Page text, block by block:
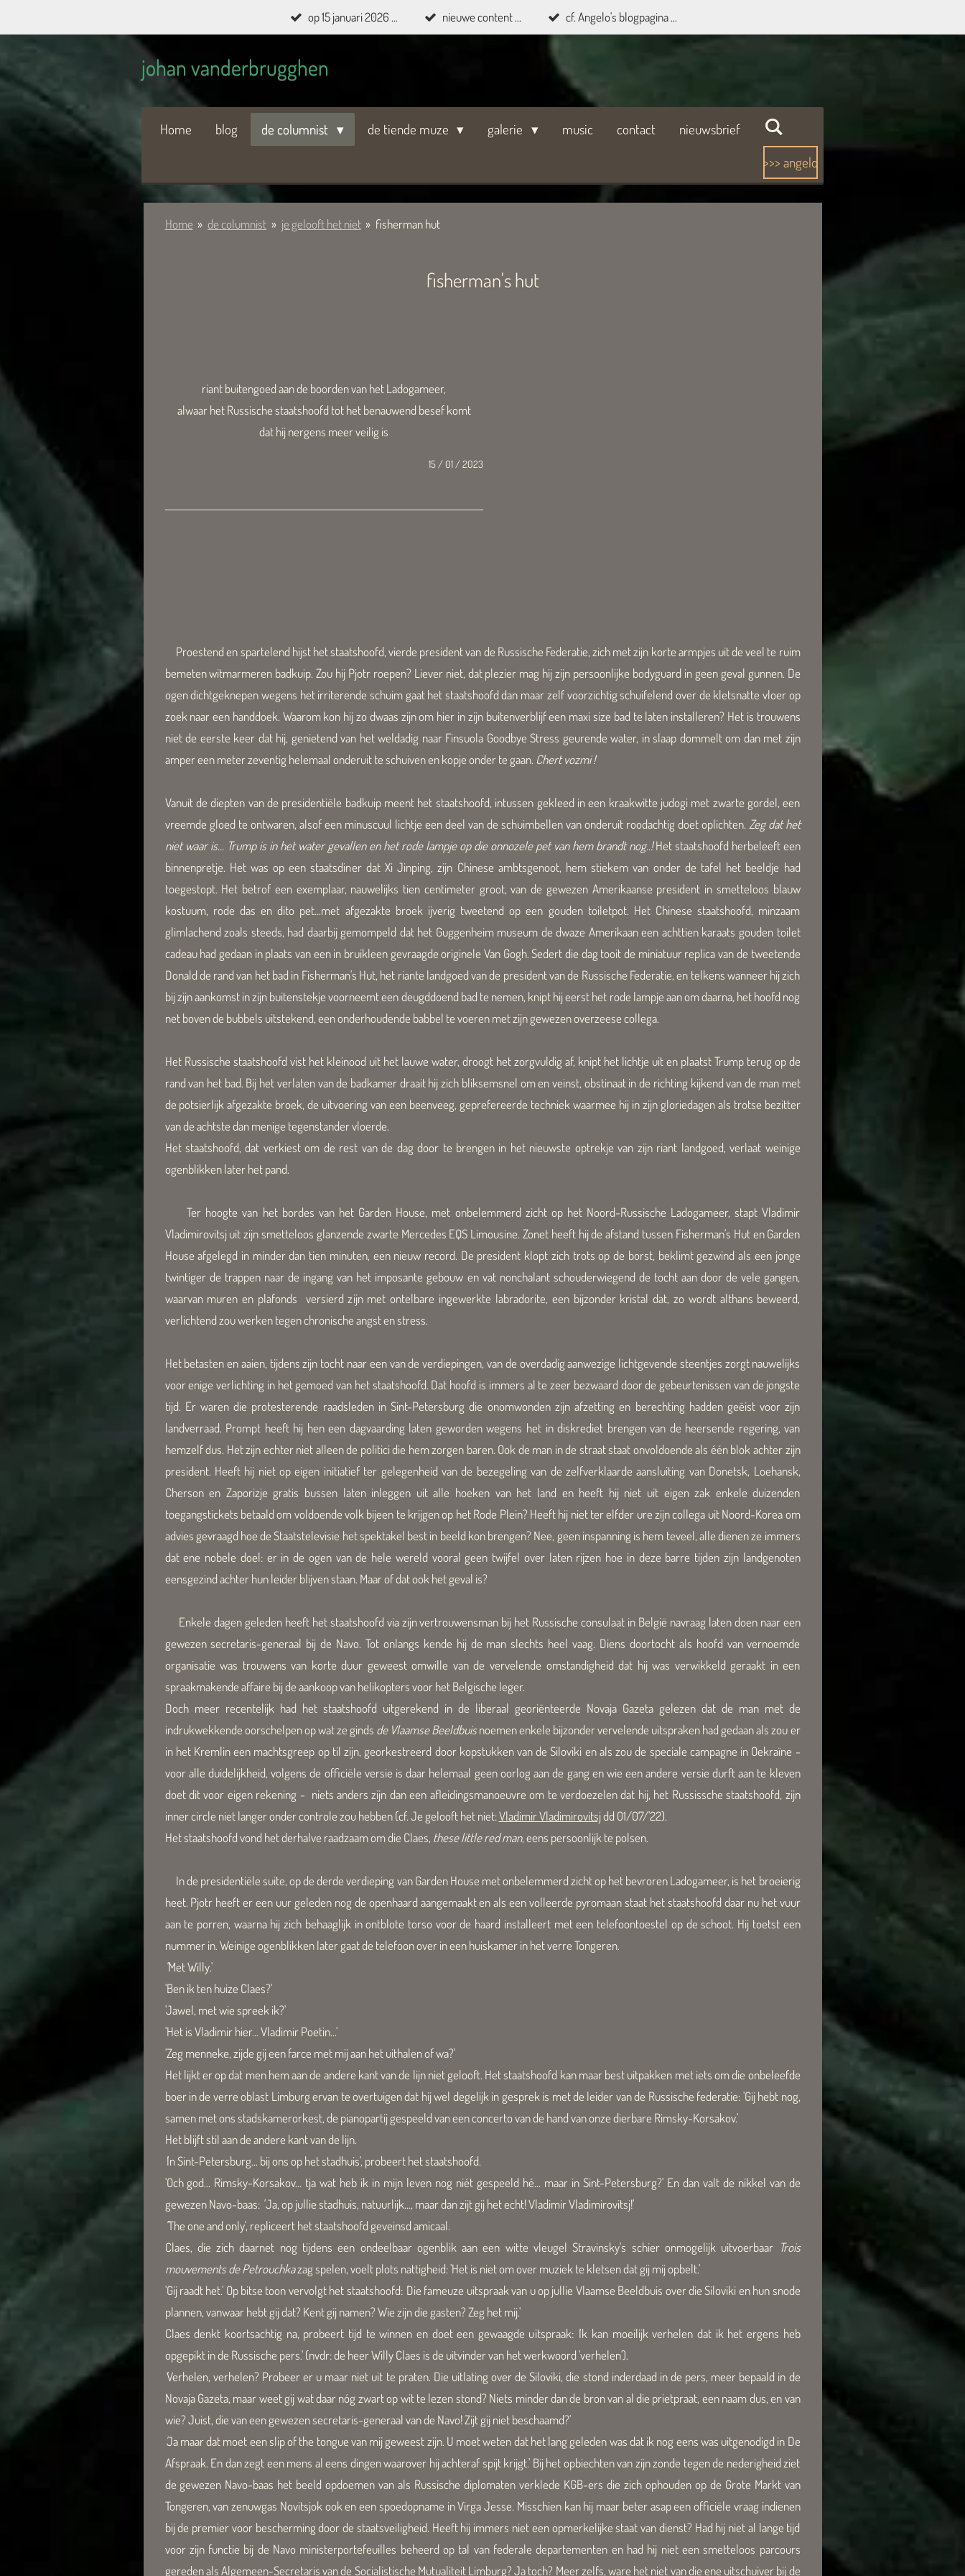
direct
de
hoofdinhoud
op 15 januari 2026 ... nieuwe content ... cf. Angelo's blogpagina ...
johan vanderbrugghen
Home blog de columnist de tiende muze galerie music contact
nieuwsbrief
>>> angelo
Home » de columnist » je gelooft het niet » fisherman hut
fisherman's hut
riant buitengoed aan de boorden van het Ladogameer,
alwaar het Russische staatshoofd tot het benauwend besef komt
dat hij nergens meer veilig is
15 / 01 / 2023
Proestend en spartelend hijst het staatshoofd, vierde president van de Russische Federatie, zich met zijn korte armpjes uit de veel te ruim
bemeten witmarmeren badkuip. Zou hij Pjotr roepen? Liever niet, dat plezier mag hij zijn persoonlijke bodyguard in geen geval gunnen. De
ogen dichtgeknepen wegens het irriterende schuim gaat het staatshoofd dan maar zelf voorzichtig schuifelend over de kletsnatte vloer op
zoek naar een handdoek. Waarom kon hij zo dwaas zijn om hier in zijn buitenverblijf een maxi size bad te laten installeren? Het is trouwens
niet de eerste keer dat hij, genietend van het weldadig naar Finsuola Goodbye Stress geurende water, in slaap dommelt om dan met zijn
amper een meter zeventig helemaal onderuit te schuiven en kopje onder te gaan. Chert vozmi !
Vanuit de diepten van de presidentiële badkuip meent het staatshoofd, intussen gekleed in een kraakwitte judogi met zwarte gordel, een
vreemde gloed te ontwaren, alsof een minuscuul lichtje een deel van de schuimbellen van onderuit roodachtig doet oplichten. Zeg dat het
niet waar is... Trump is in het water gevallen en het rode lampje op die onnozele pet van hem brandt nog..!Het staatshoofd herbeleeft een
binnenpretje. Het was op een staatsdiner dat Xi Jinping, zijn Chinese ambtsgenoot, hem stiekem van onder de tafel het beeldje had
toegestopt. Het betrof een exemplaar, nauwelijks tien centimeter groot, van de gewezen Amerikaanse president in smetteloos blauw
kostuum, rode das en dito pet...met afgezakte broek ijverig tweetend op een gouden toiletpot. Het Chinese staatshoofd, minzaam
glimlachend zoals steeds, had daarbij gemompeld dat het Guggenheim museum de dwaze Amerikaan een achttien karaats gouden toilet
cadeau had gedaan in plaats van een in bruikleen gevraagde originele Van Gogh. Sedert die dag tooit de miniatuur replica van de tweetende
Donald de rand van het bad in Fisherman's Hut, het riante landgoed van de president van de Russische Federatie, en telkens wanneer hij zich
bij zijn aankomst in zijn buitenstekje voorneemt een deugddoend bad te nemen, knipt hij eerst het rode lampje aan om daarna, het hoofd nog
net boven de bubbels uitstekend, een onderhoudende babbel te voeren met zijn gewezen overzeese collega.
Het Russische staatshoofd vist het kleinood uit het lauwe water, droogt het zorgvuldig af, knipt het lichtje uit en plaatst Trump terug op de
rand van het bad. Bij het verlaten van de badkamer draait hij zich bliksemsnel om en veinst, obstinaatin de richting kijkend van de man met
de potsierlijk afgezakte broek,de uitvoering van een beenveeg, geprefereerde techniek waarmee hij in zijn gloriedagen als trotse bezitter
van de achtste dan menige tegenstander vloerde.
Het staatshoofd, dat verkiest om de rest van de dag door te brengen in het nieuwste optrekje van zijn riant landgoed, verlaat weinige
ogenblikken later het pand.
Ter hoogte van het bordes van het Garden House, met onbelemmerd zicht op het Noord-Russische Ladogameer, stapt Vladimir
Vladimirovitsj uit zijn smetteloos glanzende zwarte Mercedes EQS Limousine. Zonet heeft hij de afstand tussen Fisherman's Hut en Garden
House afgelegd in minder dan tien minuten, een nieuw record. De president klopt zich trots op de borst, beklimt gezwind als een jonge
twintiger de trappen naar de ingang van het imposante gebouw en vat nonchalant schouderwiegend de tocht aan door de vele gangen,
waarvan muren en plafonds versierd zijn met ontelbare ingewerkte labradorite, een bijzonder kristal dat, zo wordt althans beweerd,
verlichtend zou werken tegen chronische angst en stress.
Het betasten en aaien, tijdens zijn tocht naar een van de verdiepingen, van de overdadig aanwezige lichtgevende steentjes zorgt nauwelijks
voor enige verlichting in het gemoed van het staatshoofd. Dat hoofd is immers al te zeer bezwaard door de gebeurtenissen van de jongste
tijd. Er waren die protesterende raadsleden in Sint-Petersburg die onomwonden zijn afzetting en berechting hadden geëist voor zijn
landverraad. Prompt heeft hij hen een dagvaarding laten geworden wegens het in diskrediet brengen van de heersende regering, van
hemzelf dus. Het zijn echter niet alleen de politici die hem zorgen baren. Ook de man in de straat staat onvoldoende als één blok achter zijn
president. Heeft hij niet op eigen initiatief ter gelegenheid van de bezegeling van de zelfverklaarde aansluiting van Donetsk, Loehansk,
Cherson en Zaporizje gratis bussen laten inleggen uit alle hoeken van het land en heeft hij niet uit eigen zak enkele duizenden
toegangstickets betaald om voldoende volk bijeen te krijgen op het Rode Plein? Heeft hij niet ter elfder ure zijn collega uit Noord-Korea om
advies gevraagd hoe de Staatstelevisie het spektakel best in beeld kon brengen? Nee, geen inspanning is hem teveel, alle dienen ze immers
dat ene nobele doel: er in de ogen van de hele wereld vooral geen twijfel over laten rijzen hoe in deze barre tijden zijn landgenoten
eensgezind achter hun leider blijven staan. Maar of dat ook het geval is?
Enkele dagen geleden heeft het staatshoofd via zijn vertrouwensman bij het Russische consulaat in België navraag laten doen naar een
gewezen secretaris-generaal bij de Navo. Tot onlangs kende hij de man slechts heel vaag. Diens doortocht als hoofd van vernoemde
organisatie was trouwens van korte duur geweest omwille van de vervelende omstandigheid dat hij was verwikkeld geraakt in een
spraakmakende affaire bij de aankoop van helikopters voor het Belgische leger.
Doch meer recentelijk had het staatshoofd uitgerekend in de liberaal georiënteerde Novaja Gazeta gelezen dat de man met de
indrukwekkende oorschelpen op wat ze ginds de Vlaamse Beeldbuisnoemen enkele bijzonder vervelende uitspraken had gedaan als zou er
in het Kremlin een machtsgreep op til zijn, georkestreerd door kopstukken van de Siloviki en als zou de speciale campagne in Oekraïne -
voor alle duidelijkheid, volgens de officiële versie is daar helemaal geen oorlog aan de gang en wie een andere versie durft aan te kleven
doet dit voor eigen rekening - niets anders zijn dan een afleidingsmanoeuvre om te verdoezelen dat hij, het Russissche staatshoofd, zijn
inner circle niet langer onder controle zou hebben (cf. Je gelooft het niet:Vladimir Vladimirovitsjdd 01/07/'22).
Het staatshoofd vond het derhalve raadzaam om die Claes, these little red man, eens persoonlijk te polsen.
In de presidentiële suite, op de derde verdieping van Garden House met onbelemmerd zicht op het bevroren Ladogameer, is het broeierig
heet. Pjotr heeft er een uur geleden nog de openhaard aangemaakt en als een volleerde pyromaan staat het staatshoofd daar nu het vuur
aan te porren, waarna hij zich behaaglijk in ontblote torso voor de haard installeert met een telefoontoestel op de schoot. Hij toetst een
nummer in. Weinige ogenblikken later gaat de telefoon over in een huiskamer in het verre Tongeren.
''Met Willy.'
'Ben ik ten huize Claes?'
'Jawel, met wie spreek ik?'
'Het is Vladimir hier... Vladimir Poetin...'
'Zeg menneke, zijde gij een farce met mij aan het uithalen of wa?'
Het lijkt er op dat men hem aan de andere kant van de lijn niet gelooft. Het staatshoofd kan maar best uitpakken met iets om die onbeleefde
boer in de verre oblast Limburg ervan te overtuigen dat hij wel degelijk in gesprek is met de leider van de Russische federatie: 'Gij hebt nog,
samen met ons stadskamerorkest, de pianopartij gespeeld van een concerto van de hand van onze dierbare Rimsky-Korsakov.'
Het blijft stil aan de andere kant van de lijn.
In Sint-Petersburg... bij ons op het stadhuis', probeert het staatshoofd.
'Och god... Rimsky-Korsakov... tja wat heb ik in mijn leven nog niét gespeeld hé... maar in Sint-Petersburg?' En dan valt de nikkel van de
gewezen Navo-baas:'Ja, op jullie stadhuis, natuurlijk..., maar dan zijt gij het echt! Vladimir Vladimirovitsj!'
''The one and only', repliceert het staatshoofd geveinsd amicaal.
Claes, die zich daarnet nog tijdens een ondeelbaar ogenblik aan een witte vleugel Stravinsky's schier onmogelijk uitvoerbaar Trois
mouvements de Petrouchkazag spelen, voelt plots nattigheid: 'Het is niet om over muziek te kletsen dat gij mij opbelt.'
'Gij raadt het.' Op bitse toon vervolgt het staatshoofd: Die fameuze uitspraak van u op jullie Vlaamse Beeldbuis over die Siloviki en hun snode
plannen, vanwaar hebt gij dat? Kent gij namen? Wie zijn die gasten? Zeg het mij.'
Claes denkt koortsachtig na, probeert tijd te winnen en doet een gewaagde uitspraak:' Ik kan moeilijk verhelen dat ik het ergens heb
opgepikt in de Russische pers.' (nvdr: de heer Willy Claes is de uitvinder van het werkwoord 'verhelen').
Verhelen, verhelen? Probeer er u maar niet uit te praten. Die uitlating over de Siloviki, die stond inderdaad in de pers, meer bepaald in de
Novaja Gazeta, maar weet gij wat daar nóg zwart op wit te lezen stond? Niets minder dan de bron van al die prietpraat, een naam dus, en van
wie? Juist, die van een gewezen secretaris-generaal van de Navo! Zijt gij niet beschaamd?'
Ja maar dat moet een slip of the tongue van mij geweest zijn. U moet weten dat het lang geleden was dat ik nog eens was uitgenodigd in De
Afspraak. En dan zegt een mens al eens dingen waarover hij achteraf spijt krijgt.' Bij het opbiechten van zijn zonde tegen de nederigheid ziet
de gewezen Navo-baas het beeld opdoemen van als Russische diplomaten verklede KGB-ers die zich ophouden op de Grote Markt van
Tongeren, van zenuwgas Novitsjok ook en een spoedopname in Virga Jesse. Misschien kan hij maar beter asap een officiële vraag indienen
bij de premier voor bescherming door de staatsveiligheid. Heeft hij immers niet een opmerkelijke staat van dienst? Had hij niet al lange tijd
voor zijn functie bij de Navo ministerportefeuilles beheerd op tal van federale departementen en had hij niet een smetteloos parcours
gereden als Algemeen-Secretaris van de Socialistische Mutualiteit Limburg? Ja toch? Meer zelfs, ware het niet van die ene uitschuiver bij de